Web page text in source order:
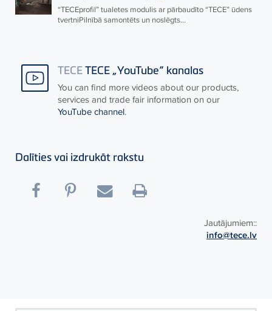
“TECEprofil” tualetes modulis ar pārbaudīto “TECE” ūdens
tvertniPilnībā samontēts un noslēgts...
TECETECE „YouTube“ kanalas
You can find more videos about our products,
services and trade fair information on our
YouTube channel.
Dalīties vai izdrukāt rakstu
Jautājumiem::
info@tece.lv